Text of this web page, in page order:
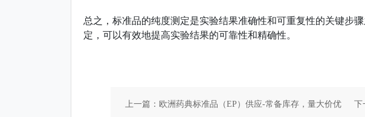
总之，标准品的纯度测定是实验结果准确性和可重复性的关键步
定，可以有效地提高实验结果的可靠性和精确性。
上一篇：欧洲药典标准品（EP）供应-常备库存，量大价优 下